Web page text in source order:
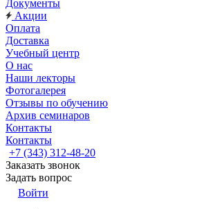
Документы
Акции
Оплата
Доставка
Учебный центр
О нас
Наши лекторы
Фотогалерея
Отзывы по обучению
Архив семинаров
Контакты
Контакты
+7 (343) 312-48-20
Заказать звонок
Задать вопрос
Войти